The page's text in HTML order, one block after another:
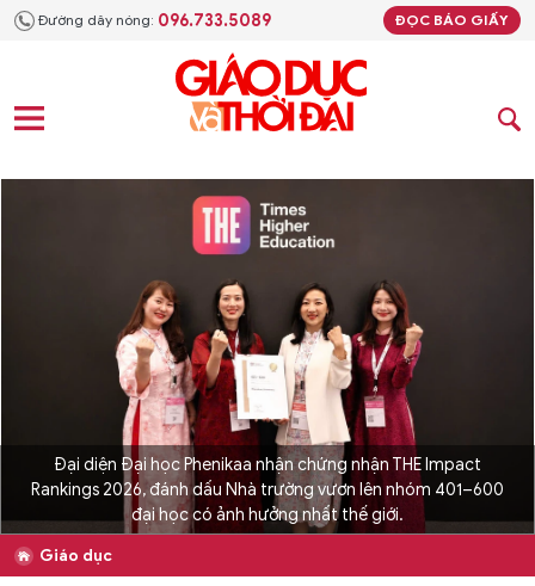
Đường dây nóng: 096.733.5089 ĐỌC BÁO GIẤY
Đại diện Đại học Phenikaa nhận chứng nhận THE Impact
Rankings 2026, đánh dấu Nhà trường vươn lên nhóm 401–600
đại học có ảnh hưởng nhất thế giới.
Giáo dục